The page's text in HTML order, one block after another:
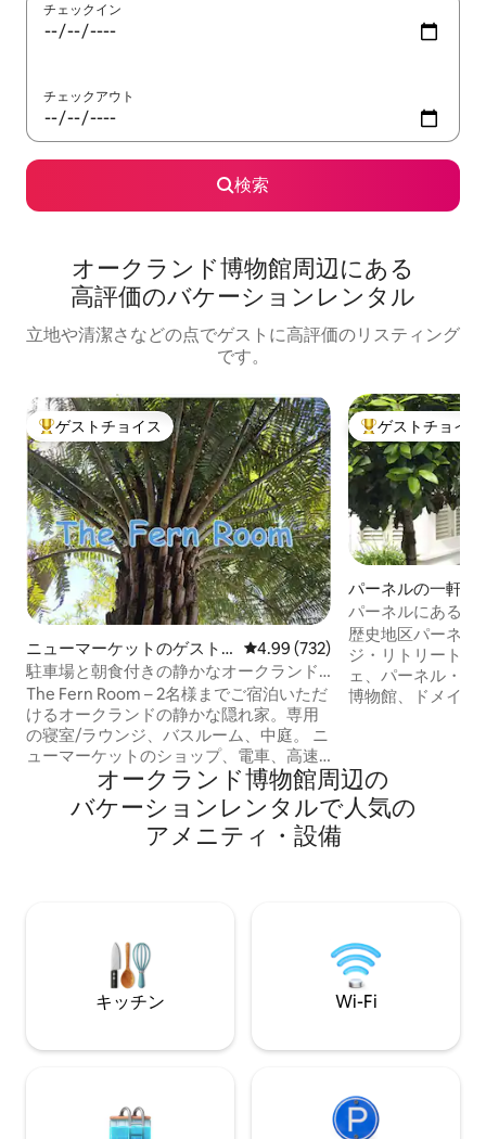
チェックイン
チェックアウト
検索
オークランド博物館⁠周⁠辺⁠に⁠あ⁠る
高⁠評⁠価⁠のバ⁠ケ⁠ー⁠シ⁠ョ⁠ン⁠レ⁠ン⁠タ⁠ル
立地や清潔さなどの点でゲストに高評価のリスティング
です。
大好評のゲストチョイスです。
ゲストチョイス
ニューマーケットのゲスト
スイート
レビュー732件、5つ星中4.99つ
4.99 (732)
駐車場と朝食付きの静かなオークランド
のスタジオ
The Fern Room – 2名様までご宿泊いただ
けるオークランドの静かな隠れ家。専用
の寝室/ラウンジ、バスルーム、中庭。 ニ
ューマーケットのショップ、電車、高速
道路までわずか4分。ミュージアム、ドメ
イン、街まで徒歩ですぐです。 イーデン
パーク、スパークエリア、中心部、ウォ
ーターフロント、Go mediaなど、すべて
Sky Sports/Movies、Chromecast、
ぴったりのお部屋です。 清掃料金はかか
りません！
大好評のゲスト
ゲストチョイス
パーネルの一軒家
パーネルにある歴
家
歴史地区パーネル
ジ・リトリートへ
ェ、パーネル・ビ
博物館、ドメイン
力的な2階建ての
ー、映画製作者
起業家など、世界
オークランド博物館⁠周⁠辺⁠の
バ⁠ケ⁠ー⁠シ⁠ョ⁠ン⁠レ⁠ン⁠タ⁠ル⁠で人⁠気⁠の
ア⁠メ⁠ニ⁠テ⁠ィ⁠・⁠設⁠備
キッチン Wi-Fi